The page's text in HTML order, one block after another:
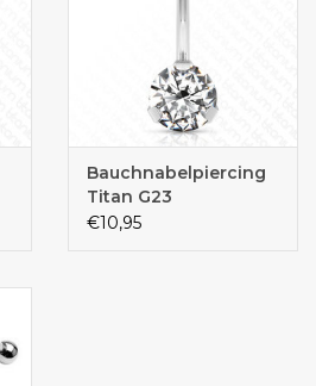
Bauchnabelpiercing
Titan G23
€10,95